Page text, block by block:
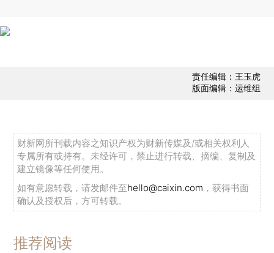
责任编辑：王玉虎
版面编辑：运维组
财新网所刊载内容之知识产权为财新传媒及/或相关权利人
专属所有或持有。未经许可，禁止进行转载、摘编、复制及
建立镜像等任何使用。
如有意愿转载，请发邮件至hello@caixin.com ，获得书面
确认及授权后，方可转载。
推荐阅读